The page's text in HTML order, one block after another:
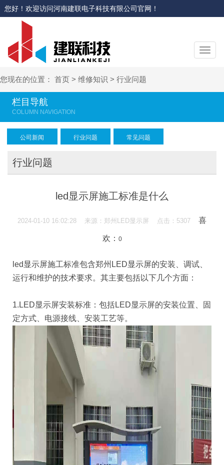
您好！欢迎访问河南建联电子科技有限公司官网！
切
您现在的位置： 首页 > 维修知识 > 行业问题
栏目导航
公司新闻 行业问题 常见问题
行业问题
led显示屏施工标准是什么
2024-01-10 16:02:28 来源：郑州LED显示屏 点击：5307 喜
欢： 0
led显示屏施工标准包含郑州LED显示屏的安装、调试、
运行和维护的技术要求。其主要包括以下几个方面：
1.LED显示屏安装标准：包括LED显示屏的安装位置、固
定方式、电源接线、安装工艺等。